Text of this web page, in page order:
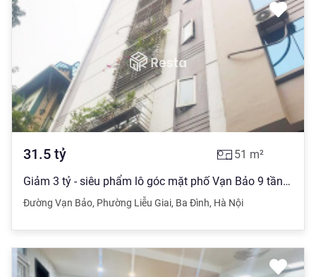
31.5 tỷ 51 m²
Giảm 3 tỷ - siêu phẩm lô góc mặt phố Vạn Bảo 9 tầng thang máy ô tô tránh, DT 71m2, MT 6,3m 31,5tỷ
Đường Vạn Bảo, Phường Liễu Giai, Ba Đình, Hà Nội